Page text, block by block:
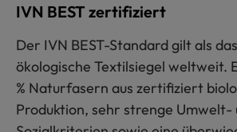
IVN BEST zertifiziert
Der IVN BEST-Standard gilt als
ökologische Textilsiegel weltweit.
% Naturfasern aus zertifiziert
Produktion, sehr strenge Umwelt-